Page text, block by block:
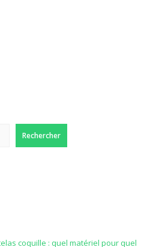
Rechercher
coquille : quel matériel pour quel